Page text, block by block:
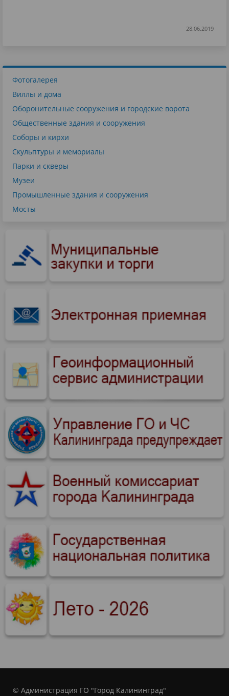
28.06.2019
Фотогалерея
Виллы и дома
Оборонительные сооружения и городские ворота
Общественные здания и сооружения
Соборы и кирхи
Скульптуры и мемориалы
Парки и скверы
Музеи
Промышленные здания и сооружения
Мосты
© Администрация ГО "Город Калининград"